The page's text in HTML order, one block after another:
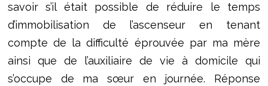
savoir s’il était possible de réduire le temps
d’immobilisation de l’ascenseur en tenant
compte de la difficulté éprouvée par ma mère
ainsi que de l’auxiliaire de vie à domicile qui
s’occupe de ma sœur en journée. Réponse